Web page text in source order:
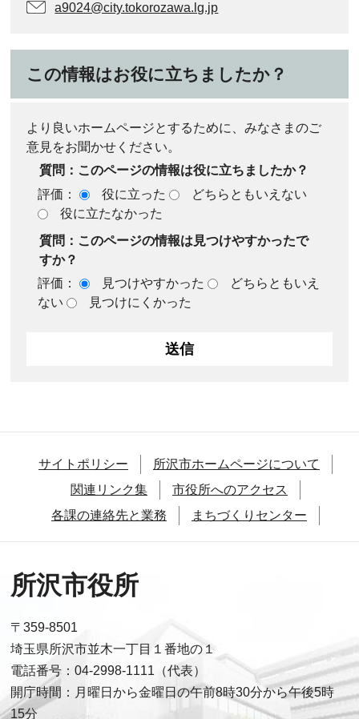
a9024@city.tokorozawa.lg.jp
この情報はお役に立ちましたか？
より良いホームページとするために、みなさまのご
意見をお聞かせください。
質問：このページの情報は役に立ちましたか？
評価：
役に立った
どちらともいえない
役に立たなかった
質問：このページの情報は見つけやすかったで
すか？
評価：
見つけやすかった
どちらともいえ
ない
見つけにくかった
サイトポリシー
所沢市ホームページについて
関連リンク集
市役所へのアクセス
各課の連絡先と業務
まちづくりセンター
所沢市役所
〒359-8501
埼玉県所沢市並木一丁目１番地の１
電話番号：04-2998-1111（代表）
開庁時間：月曜日から金曜日の午前8時30分から午後5時
15分